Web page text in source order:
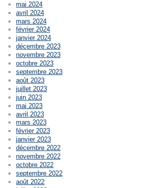
mai 2024
avril 2024
mars 2024
février 2024
janvier 2024
décembre 2023
novembre 2023
octobre 2023
septembre 2023
août 2023
juillet 2023
juin 2023
mai 2023
avril 2023
mars 2023
février 2023
janvier 2023
décembre 2022
novembre 2022
octobre 2022
septembre 2022
août 2022